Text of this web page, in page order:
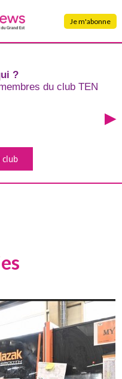
Je m'abonne
?
du club TEN
club